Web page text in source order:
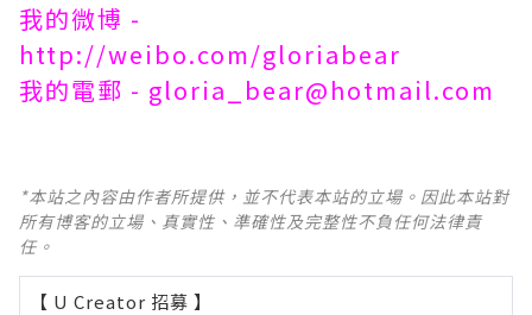
我的微博 -
http://weibo.com/gloriabear
我的電郵 - gloria_bear@hotmail.com
*本站之內容由作者所提供，並不代表本站的立場。因此本站對
所有博客的立場、真實性、準確性及完整性不負任何法律責
任。
【 U Creator 招募 】